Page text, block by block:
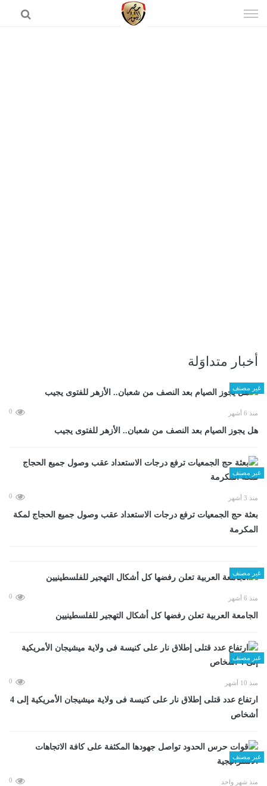
الى
أخبار متداوَلة
غير مصنف
منذ 6 أشهر 0
هل يجوز الصيام بعد النصف من شعبان.. الأزهر للفتوى يجيب
غير مصنف
منذ 3 أشهر 0
بعثة حج الجمعيات ترفع درجات الاستعداد عقب وصول جميع الحجاج لمكة
المكرمة
غير مصنف
منذ 6 أشهر 0
الجامعة العربية تعلن رفضها كل أشكال التهجير للفلسطينيين
غير مصنف
منذ 10 أشهر 0
ارتفاع عدد قتلى إطلاق نار على كنيسة فى ولاية ميشيجان الأمريكية إلى 4
أشخاص
غير مصنف
منذ شهر واحد 0